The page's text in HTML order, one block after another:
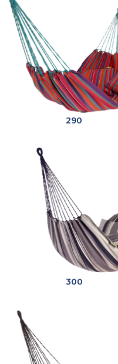
290
300